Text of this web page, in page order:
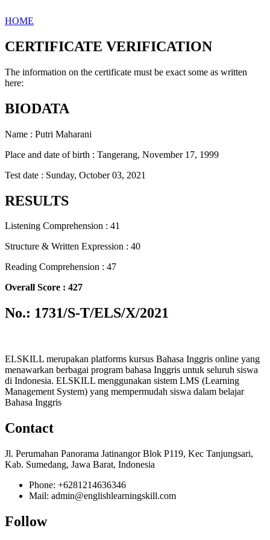
HOME
CERTIFICATE VERIFICATION
The information on the certificate must be exact some as written
here:
BIODATA
Name : Putri Maharani
Place and date of birth : Tangerang, November 17, 1999
Test date : Sunday, October 03, 2021
RESULTS
Listening Comprehension : 41
Structure & Written Expression : 40
Reading Comprehension : 47
Overall Score : 427
No.: 1731/S-T/ELS/X/2021
ELSKILL merupakan platforms kursus Bahasa Inggris online yang
menawarkan berbagai program bahasa Inggris untuk seluruh siswa
di Indonesia. ELSKILL menggunakan sistem LMS (Learning
Management System) yang mempermudah siswa dalam belajar
Bahasa Inggris
Contact
Jl. Perumahan Panorama Jatinangor Blok P119, Kec Tanjungsari,
Kab. Sumedang, Jawa Barat, Indonesia
Phone: +6281214636346
Mail: admin@englishlearningskill.com
Follow